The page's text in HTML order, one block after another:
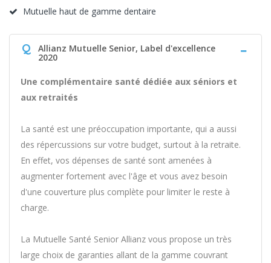
Mutuelle haut de gamme dentaire
Q Allianz Mutuelle Senior, Label d'excellence
2020
Une complémentaire santé dédiée aux séniors et
aux retraités
La santé est une préoccupation importante, qui a aussi
des répercussions sur votre budget, surtout à la retraite.
En effet, vos dépenses de santé sont amenées à
augmenter fortement avec l'âge et vous avez besoin
d'une couverture plus complète pour limiter le reste à
charge.
La Mutuelle Santé Senior Allianz vous propose un très
large choix de garanties allant de la gamme couvrant